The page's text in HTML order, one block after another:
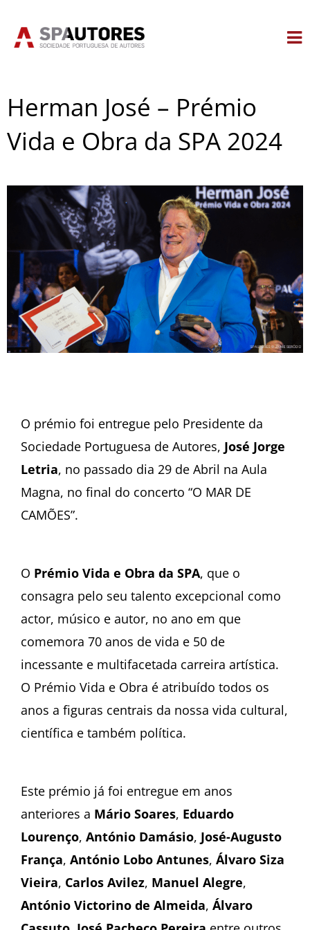
Herman José – Prémio
Vida e Obra da SPA 2024
O prémio foi entregue pelo Presidente da
Sociedade Portuguesa de Autores, José Jorge
Letria, no passado dia 29 de Abril na Aula
Magna, no final do concerto “O MAR DE
CAMÕES”.
O Prémio Vida e Obra da SPA, que o
consagra pelo seu talento excepcional como
actor, músico e autor, no ano em que
comemora 70 anos de vida e 50 de
incessante e multifacetada carreira artística.
O Prémio Vida e Obra é atribuído todos os
anos a figuras centrais da nossa vida cultural,
científica e também política.
Este prémio já foi entregue em anos
anteriores a Mário Soares, Eduardo
Lourenço, António Damásio, José-Augusto
França, António Lobo Antunes, Álvaro Siza
Vieira, Carlos Avilez, Manuel Alegre,
António Victorino de Almeida, Álvaro